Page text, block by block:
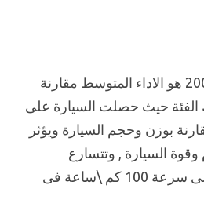
من اهم عيوب بيجو 2008 هو الاداء المتوسط مقارنة
الفئة حيث حصلت السيارة على
بوزن وحجم السيارة ويؤثر
السيارة , وتتسارع
السيارة من السكون الى سرعة 100 كم \ساعة فى